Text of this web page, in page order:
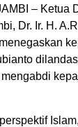
– Ketua
Dr. Ir. H.